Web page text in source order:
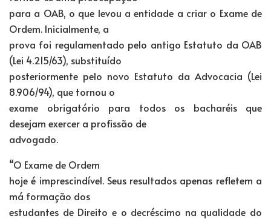
para a OAB, o que levou a entidade a criar o Exame de
Ordem. Inicialmente, a
prova foi regulamentado pelo antigo Estatuto da OAB
(Lei 4.215/63), substituído
posteriormente pelo novo Estatuto da Advocacia (Lei
8.906/94), que tornou o
exame obrigatório para todos os bacharéis que
desejam exercer a profissão de
advogado.
“O Exame de Ordem
hoje é imprescindível. Seus resultados apenas refletem a
má formação dos
estudantes de Direito e o decréscimo na qualidade do